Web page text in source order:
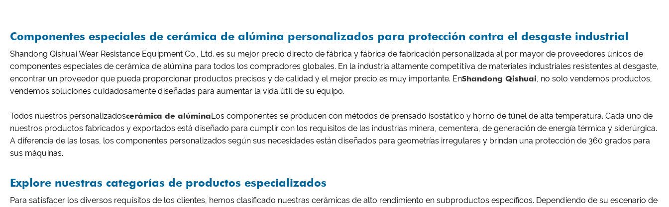
Componentes especiales de cerámica de alúmina personalizados para protección contra el desgaste industrial
Shandong Qishuai Wear Resistance Equipment Co., Ltd. es su mejor precio directo de fábrica y fábrica de fabricación personalizada al por mayor de proveedores únicos de
componentes especiales de cerámica de alúmina para todos los compradores globales. En la industria altamente competitiva de materiales industriales resistentes al desgaste,
encontrar un proveedor que pueda proporcionar productos precisos y de calidad y el mejor precio es muy importante. EnShandong Qishuai, no solo vendemos productos,
vendemos soluciones cuidadosamente diseñadas para aumentar la vida útil de su equipo.
Todos nuestros personalizadoscerámica de alúminaLos componentes se producen con métodos de prensado isostático y horno de túnel de alta temperatura. Cada uno de
nuestros productos fabricados y exportados está diseñado para cumplir con los requisitos de las industrias minera, cementera, de generación de energía térmica y siderúrgica.
A diferencia de las losas, los componentes personalizados según sus necesidades están diseñados para geometrías irregulares y brindan una protección de 360 ​​grados para
sus máquinas.
Explore nuestras categorías de productos especializados
Para satisfacer los diversos requisitos de los clientes, hemos clasificado nuestras cerámicas de alto rendimiento en subproductos específicos. Dependiendo de su escenario de